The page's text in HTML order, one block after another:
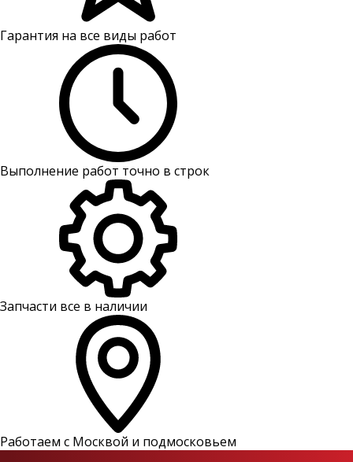
Гарантия на все виды работ
Выполнение работ точно в строк
Запчасти все в наличии
Работаем с Москвой и подмосковьем